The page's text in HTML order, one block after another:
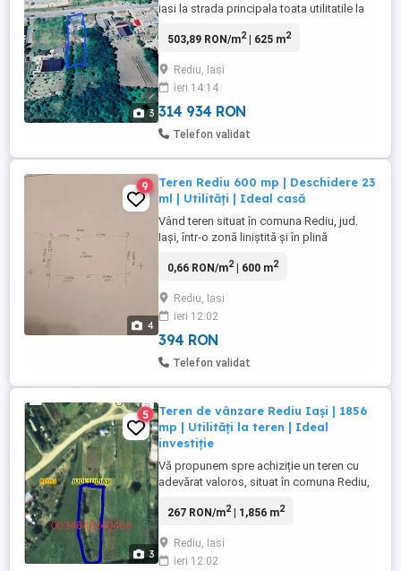
3
iasi la strada principala toata utilitatile la
euro.
503,89 RON/m2| 625 m2
Rediu, Iasi
ieri 14:14
314 934 RON
Telefon validat
4
9
Teren Rediu 600 mp | Deschidere 23
ml | Utilități | Ideal casă
Vând teren situat în comuna Rediu, jud.
Iași, într-o zonă liniștită și în plină
stație de autobuz, cu acces rapid către
Deschidere la drum: aproximativ 23 metri
ideal pentru construcția unei locuințe
Avantaje: Utilități ...
0,66 RON/m2| 600 m2
Rediu, Iasi
ieri 12:02
394 RON
Telefon validat
3
5
Teren de vânzare Rediu Iași | 1856
mp | Utilități la teren | Ideal
investiție
Vă propunem spre achiziție un teren cu
adevărat valoros, situat în comuna Rediu,
mai mare potențial de dezvoltare
punctele de interes esențiale: Primărie,
școală și stație de autobuz, cu acces facil
267 RON/m2| 1,856 m2
Rediu, Iasi
ieri 12:02